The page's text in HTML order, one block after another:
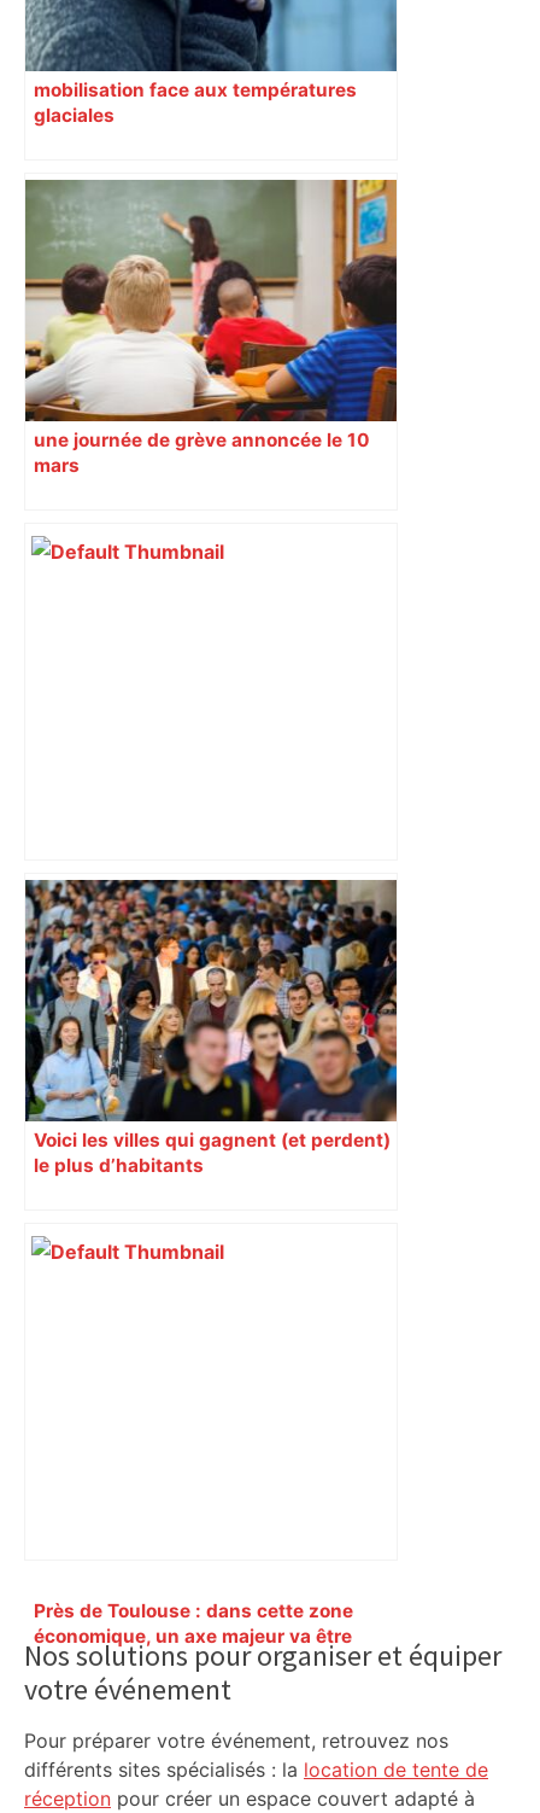
mobilisation face aux températures
glaciales
une journée de grève annoncée le 10
mars
Un homme allongé sur les rails : il
meurt percuté par un train, le trafic
ferroviaire à l’arrêt dans le Lauragais,
au sud de Toulouse – ladepeche.fr
Voici les villes qui gagnent (et perdent)
le plus d’habitants
Près de Toulouse : dans cette zone
économique, un axe majeur va être
fermé en fin de soirée, voici les
déviations – Actu.fr
Primary
Sidebar
Nos solutions pour organiser et équiper
votre événement
Pour préparer votre événement, retrouvez nos
différents sites spécialisés : la location de tente de
réception pour créer un espace couvert adapté à